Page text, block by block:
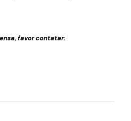
favor contatar: